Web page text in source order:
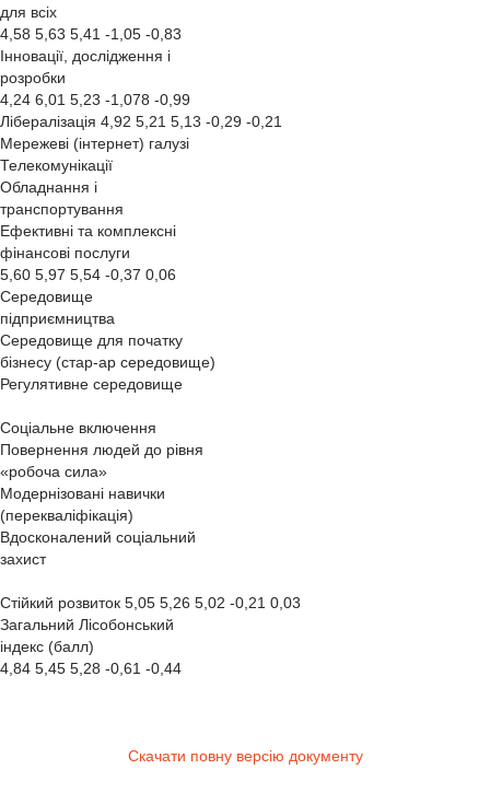
для всіх
4,58 5,63 5,41 -1,05 -0,83
Інновації, дослідження і
розробки
4,24 6,01 5,23 -1,078 -0,99
Лібералізація 4,92 5,21 5,13 -0,29 -0,21
Мережеві (інтернет) галузі
Телекомунікації
Обладнання і
транспортування
Ефективні та комплексні
фінансові послуги
5,60 5,97 5,54 -0,37 0,06
Середовище
підприємництва
Середовище для початку
бізнесу (стар-ар середовище)
Регулятивне середовище
Соціальне включення
Повернення людей до рівня
«робоча сила»
Модернізовані навички
(перекваліфікація)
Вдосконалений соціальний
захист
Стійкий розвиток 5,05 5,26 5,02 -0,21 0,03
Загальний Лісобонський
індекс (балл)
4,84 5,45 5,28 -0,61 -0,44
Скачати повну версію документу